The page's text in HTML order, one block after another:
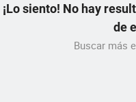
¡Lo siento! No hay
de
Buscar más